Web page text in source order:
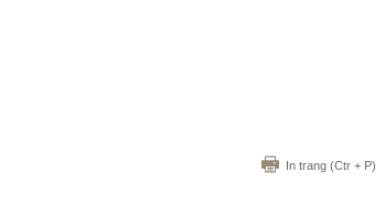
In trang (Ctr + P)